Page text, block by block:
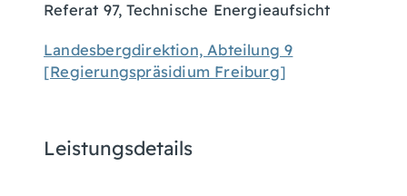
Referat 97, Technische Energieaufsicht
Landesbergdirektion, Abteilung 9
[Regierungspräsidium Freiburg]
Leistungsdetails